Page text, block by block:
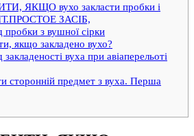
ЯКЩО вухо закласти пробки і
ЗАСІБ,
пробки з вушної сірки
якщо закладено вухо?
вуха при авіаперельоті
сторонній предмет з вуха. Перша